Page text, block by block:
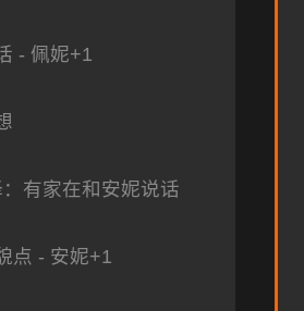
- 佩妮+1
有家在和安妮说话
点 - 安妮+1